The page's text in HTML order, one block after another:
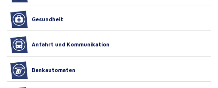
Gesundheit
Anfahrt und Kommunikation
Bankautomaten